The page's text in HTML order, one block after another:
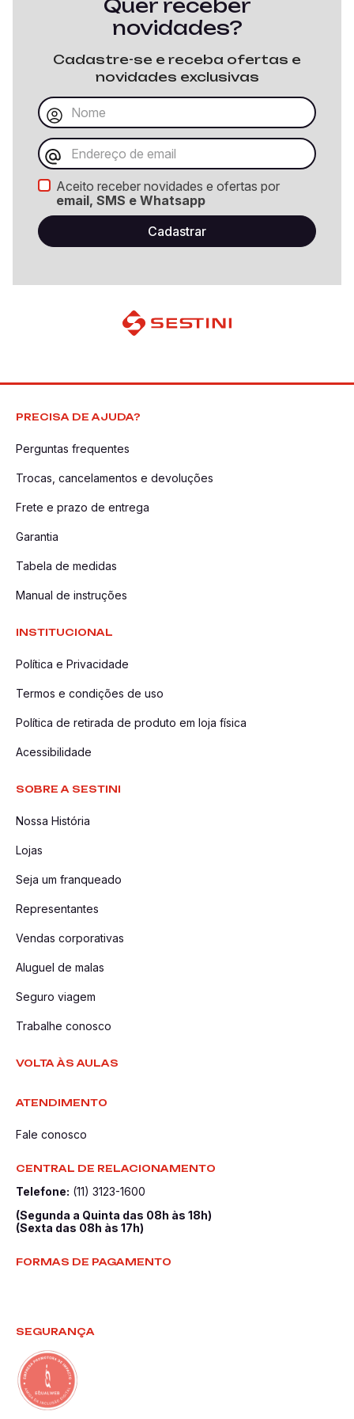
Quer receber
novidades?
Cadastre-se e receba ofertas e
novidades exclusivas
Aceito receber novidades e ofertas por
email, SMS e Whatsapp
PRECISA DE AJUDA?
Perguntas frequentes
Trocas, cancelamentos e devoluções
Frete e prazo de entrega
Garantia
Tabela de medidas
Manual de instruções
INSTITUCIONAL
Política e Privacidade
Termos e condições de uso
Política de retirada de produto em loja física
Acessibilidade
SOBRE A SESTINI
Nossa História
Lojas
Seja um franqueado
Representantes
Vendas corporativas
Aluguel de malas
Seguro viagem
Trabalhe conosco
VOLTA ÀS AULAS
ATENDIMENTO
Fale conosco
CENTRAL DE RELACIONAMENTO
Telefone: (11) 3123-1600
(Segunda a Quinta das 08h às 18h)
(Sexta das 08h às 17h)
FORMAS DE PAGAMENTO
SEGURANÇA